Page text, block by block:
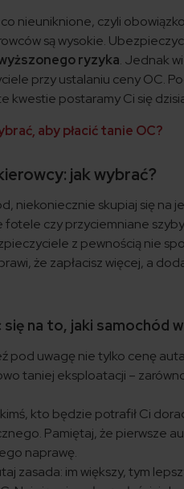
nieuniknione, czyli
są wysokie.
ryzyka. Jednak
przy ustalaniu ceny OC.
kwestie postaramy Ci się
aby płacić tanie OC?
jak wybrać?
niekoniecznie skupiaj się na
czy przyciemniane
z pewnością nie
że zapłacisz więcej, a
na to, jaki samochód
pod uwagę nie tylko cenę
taniej eksploatacji –
kto będzie potrafił Ci
Pamiętaj, że pierwsze
naprawę.
zasada: im większy, tym